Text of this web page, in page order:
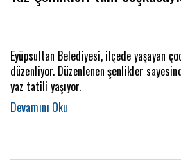
Eyüpsultan Belediyesi, ilçede yaşayan
düzenliyor. Düzenlenen şenlikler
yaz tatili yaşıyor.